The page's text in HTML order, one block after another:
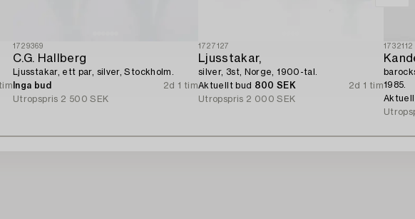
1729369
C.G. Hallberg
Ljusstakar, ett par, silver, Stockholm.
Inga bud
2d 1 tim
Utropspris 2 500 SEK
1727127
Ljusstakar,
silver, 3st, Norge, 1900-tal.
Aktuellt bud 800 SEK
2d 1 tim
Utropspris 2 000 SEK
1732112
1985.